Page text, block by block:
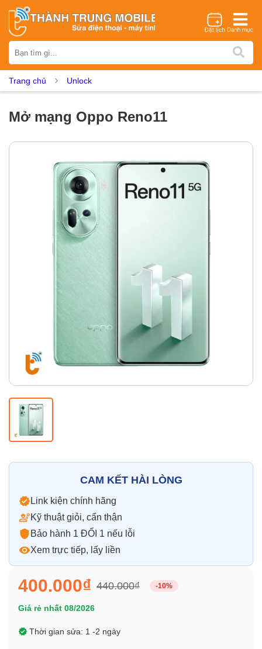
iPhone Samsung Oppo Xiaomi Realme Vivo
Dịch vụ sửa chữa
Thay loa Thay kính lưng Thay vỏ Thay chân sạc
Thay mic Thay rung Thay main Unlock - Mở Khoá
Thay màn hình
Màn hình iPhone
Màn hình Xiaomi Màn hình Vivo
Pin Oppo
Thay vỏ
Vỏ iPhone Vỏ Samsung Vỏ Xiaomi Vỏ Oppo
Trang chủ Unlock
Mở mạng Oppo Reno11
CAM KẾT HÀI LÒNG
Link kiện chính hãng
Kỹ thuật giỏi, cẩn thận
Bảo hành 1 ĐỔI 1 nếu lỗi
Xem trực tiếp, lấy liền
400.000₫ 440.000₫ -10%
Giá rẻ nhất 08/2026
Thời gian sửa: 1 -2 ngày